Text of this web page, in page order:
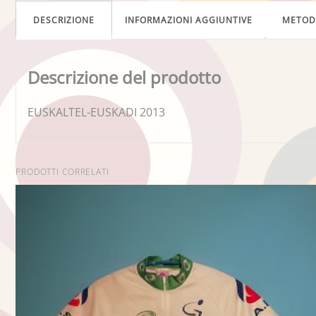
DESCRIZIONE INFORMAZIONI AGGIUNTIVE
Descrizione del prodotto
EUSKALTEL-EUSKADI 2013
PRODOTTI CORRELATI